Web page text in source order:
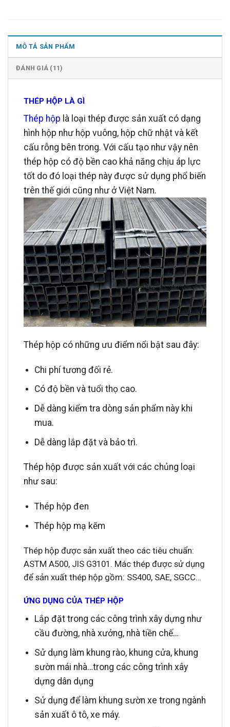
MÔ TẢ SẢN PHẨM
ĐÁNH GIÁ (11)
THÉP HỘP LÀ GÌ
Thép hộp là loại thép được sản xuất có dạng
hình hộp như hộp vuông, hộp chữ nhật và kết
cấu rỗng bên trong. Với cấu tạo như vậy nên
thép hộp có độ bền cao khả năng chịu áp lực
tốt do đó loại thép này được sử dụng phổ biến
trên thế giới cũng như ở Việt Nam.
Thép hộp có những ưu điểm nổi bật sau đây:
Chi phí tương đối rẻ.
Có độ bền và tuổi thọ cao.
Dễ dàng kiểm tra dòng sản phẩm này khi
mua.
Dễ dàng lắp đặt và bảo trì.
Thép hộp được sản xuất với các chủng loại
như sau:
Thép hộp đen
Thép hộp mạ kẽm
Thép hộp được sản xuất theo các tiêu chuẩn:
ASTM A500, JIS G3101. Mác thép được sử dụng
để sản xuất thép hộp gồm: SS400, SAE, SGCC…
ỨNG DỤNG CỦA THÉP HỘP
Lắp đặt trong các công trình xây dựng như
cầu đường, nhà xưởng, nhà tiền chế…
Sử dụng làm khung rào, khung cửa, khung
sườn mái nhà…trong các công trình xây
dựng dân dụng
Sử dụng để làm khung sườn xe trong ngành
sản xuất ô tô, xe máy.